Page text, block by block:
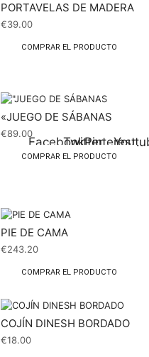
PORTAVELAS DE MADERA
€39.00
COMPRAR EL PRODUCTO
FacebookTwitterPinterest
«JUEGO DE SÁBANAS
€89.00
COMPRAR EL PRODUCTO
PIE DE CAMA
€243.20
COMPRAR EL PRODUCTO
COJÍN DINESH BORDADO
€18.00